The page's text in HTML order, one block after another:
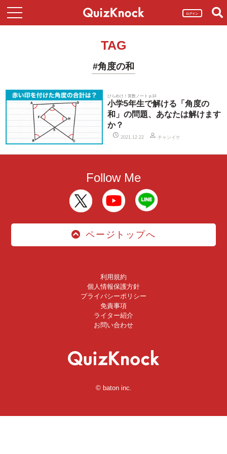
ログイン
TAG
#角度の和
ひらめけ！算数ノート p.14
小学5年生で解ける「角度の
和」の問題、あなたは解けます
か？
2021.12.22 チャンイケ
Follow Me
ページトップへ
利用規約
個人情報保護方針
プライバシーポリシー
免責事項
ライター紹介
お問い合わせ
© baton inc.